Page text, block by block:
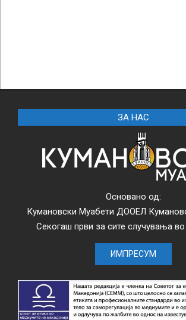
ЗА НАС
Основано од:
Кумановски Муабети ДООЕЛ
Секогаш први за сите случувања
ИМПРЕСУМ